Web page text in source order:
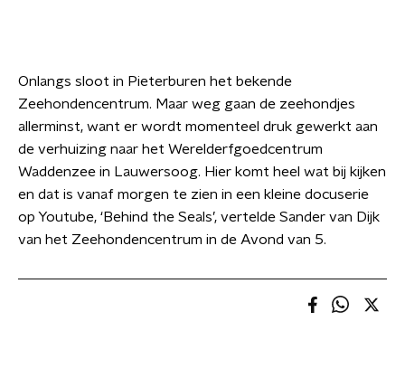
Onlangs sloot in Pieterburen het bekende
Zeehondencentrum. Maar weg gaan de zeehondjes
allerminst, want er wordt momenteel druk gewerkt aan
de verhuizing naar het Werelderfgoedcentrum
Waddenzee in Lauwersoog. Hier komt heel wat bij kijken
en dat is vanaf morgen te zien in een kleine docuserie
op Youtube, ‘Behind the Seals’, vertelde Sander van Dijk
van het Zeehondencentrum in de Avond van 5.